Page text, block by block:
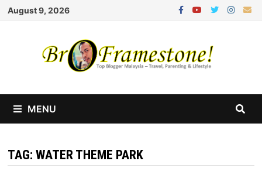
Skip
August 9, 2026
MENU
TAG:WATER THEME PARK